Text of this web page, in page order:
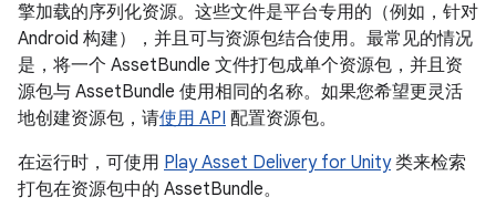
擎加载的序列化资源。这些文件是平台专用的（例如，针对
Android 构建），并且可与资源包结合使用。最常见的情况
是，将一个 AssetBundle 文件打包成单个资源包，并且资
源包与 AssetBundle 使用相同的名称。如果您希望更灵活
地创建资源包，请使用 API 配置资源包。
在运行时，可使用 Play Asset Delivery for Unity类来检索
打包在资源包中的 AssetBundle。